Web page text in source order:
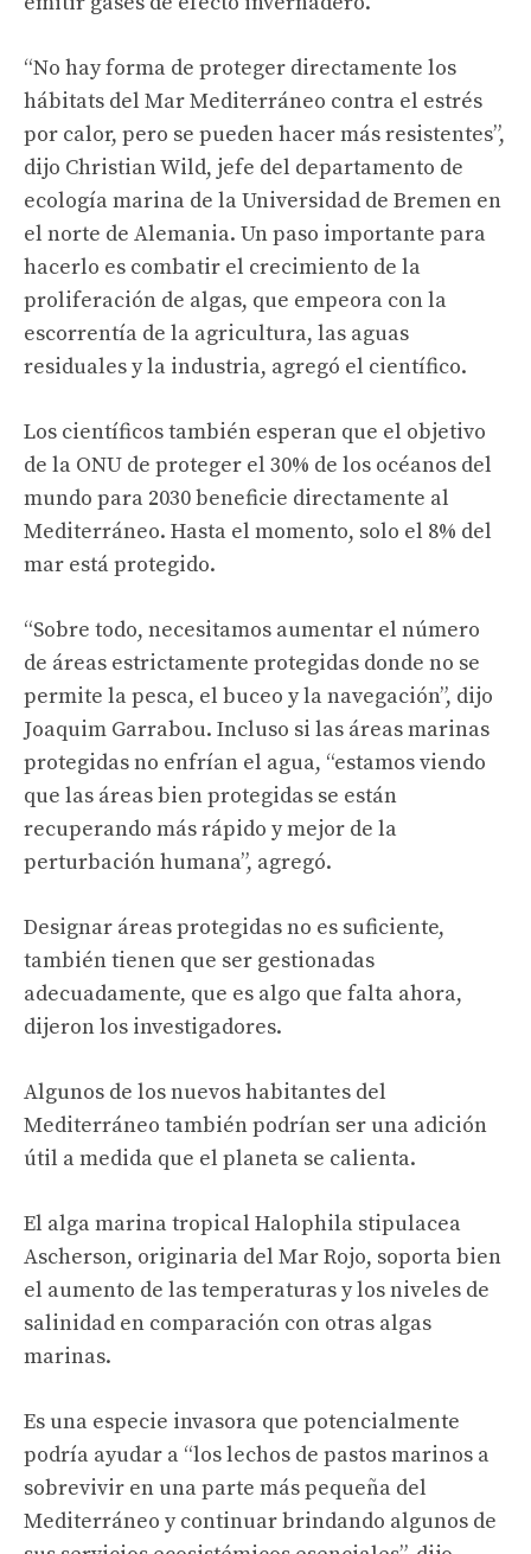
“No hay forma de proteger directamente los
hábitats del Mar Mediterráneo contra el estrés
por calor, pero se pueden hacer más resistentes”,
dijo Christian Wild, jefe del departamento de
ecología marina de la Universidad de Bremen en
el norte de Alemania. Un paso importante para
hacerlo es combatir el crecimiento de la
proliferación de algas, que empeora con la
escorrentía de la agricultura, las aguas
residuales y la industria, agregó el científico.
Los científicos también esperan que el objetivo
de la ONU de proteger el 30% de los océanos del
mundo para 2030 beneficie directamente al
Mediterráneo. Hasta el momento, solo el 8% del
mar está protegido.
“Sobre todo, necesitamos aumentar el número
de áreas estrictamente protegidas donde no se
permite la pesca, el buceo y la navegación”, dijo
Joaquim Garrabou. Incluso si las áreas marinas
protegidas no enfrían el agua, “estamos viendo
que las áreas bien protegidas se están
recuperando más rápido y mejor de la
perturbación humana”, agregó.
Designar áreas protegidas no es suficiente,
también tienen que ser gestionadas
adecuadamente, que es algo que falta ahora,
dijeron los investigadores.
Algunos de los nuevos habitantes del
Mediterráneo también podrían ser una adición
útil a medida que el planeta se calienta.
El alga marina tropical Halophila stipulacea
Ascherson, originaria del Mar Rojo, soporta bien
el aumento de las temperaturas y los niveles de
salinidad en comparación con otras algas
marinas.
Es una especie invasora que potencialmente
podría ayudar a “los lechos de pastos marinos a
sobrevivir en una parte más pequeña del
Mediterráneo y continuar brindando algunos de